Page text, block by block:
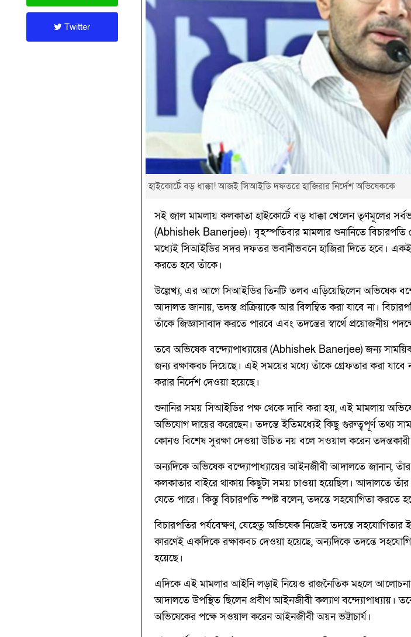
Twitter
হাইকোর্টে বড় ধাক্কা! আজই সিআইডি দফতরে হাজিরার নির্দেশ অভিষেককে
সই জাল মামলায় কলকাতা হাইকোর্টে বড় ধাক্কা খেলেন তৃণমূলের
(Abhishek Banerjee)। বৃহস্পতিবার মামলার শুনানিতে বিচারপতি
মধ্যেই সিআইডির সদর দফতর ভবানীভবনে হাজিরা দিতে হবে। একই
করতে হবে তাঁকে।
উল্লেখ্য, এর আগে সিআইডির তিনটি তলব এড়িয়েছিলেন অভিষেক
আদালত জানায়, তদন্ত প্রক্রিয়াকে আর বিলম্বিত করা যাবে না।
তাঁকে জিজ্ঞাসাবাদ করতে পারবে এবং তদন্তের স্বার্থে প্রয়োজনীয়
তবে অভিষেক বন্দ্যোপাধ্যায়ের (Abhishek Banerjee) জন্য
জন্য রক্ষাকবচ দিয়েছে। এই সময়ের মধ্যে তাঁকে গ্রেফতার করা যাবে
করার নির্দেশ দেওয়া হয়েছে।
শুনানির সময় সিআইডির পক্ষ থেকে দাবি করা হয়, এই মামলায়
অভিযোগ দায়ের করেছেন। তদন্তে ইতিমধ্যেই কিছু গুরুত্বপূর্ণ তথ্য
কোনও বিশেষ সুরক্ষা দেওয়া উচিত নয় বলে সওয়াল করেন
অন্যদিকে অভিষেক বন্দ্যোপাধ্যায়ের আইনজীবী আদালতে জানান, তাঁর
কলকাতার বাইরে থাকায় কিছুটা সময় চাওয়া হয়েছিল। আদালতে
যেতে পারে। কিন্তু বিচারপতি স্পষ্ট বলেন, তদন্তে সহযোগিতা করতে
বিচারপতির পর্যবেক্ষণ, যেহেতু অভিষেক নিজেই তদন্তে সহযোগিতার
কারণেই একদিকে রক্ষাকবচ দেওয়া হয়েছে, অন্যদিকে তদন্তে
হয়েছে।
এদিকে এই মামলার আইনি লড়াই নিয়েও রাজনৈতিক মহলে
আদালতে উপস্থিত ছিলেন প্রবীণ আইনজীবী কল্যাণ বন্দ্যোপাধ্যায়।
অভিষেকের পক্ষে সওয়াল করেন আইনজীবী অয়ন ভট্টাচার্য।